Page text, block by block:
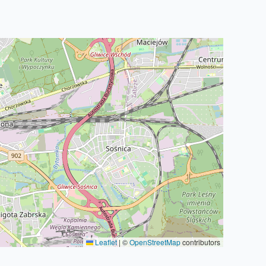
Leaflet | ©OpenStreetMapcontributors